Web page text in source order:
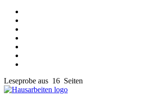
Leseprobe aus 16 Seiten